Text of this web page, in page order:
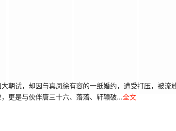
朝试，却因与真凤徐有容的一纸婚约，遭受打压，被流
更是与伙伴唐三十六、落落、轩辕破...全文